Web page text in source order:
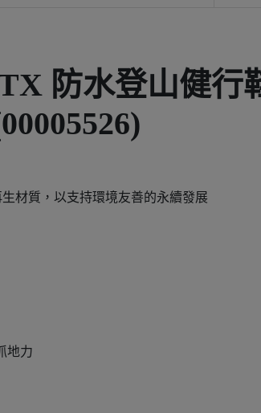
防水登山健行
材質，以支持環境友善的永續發展
地力